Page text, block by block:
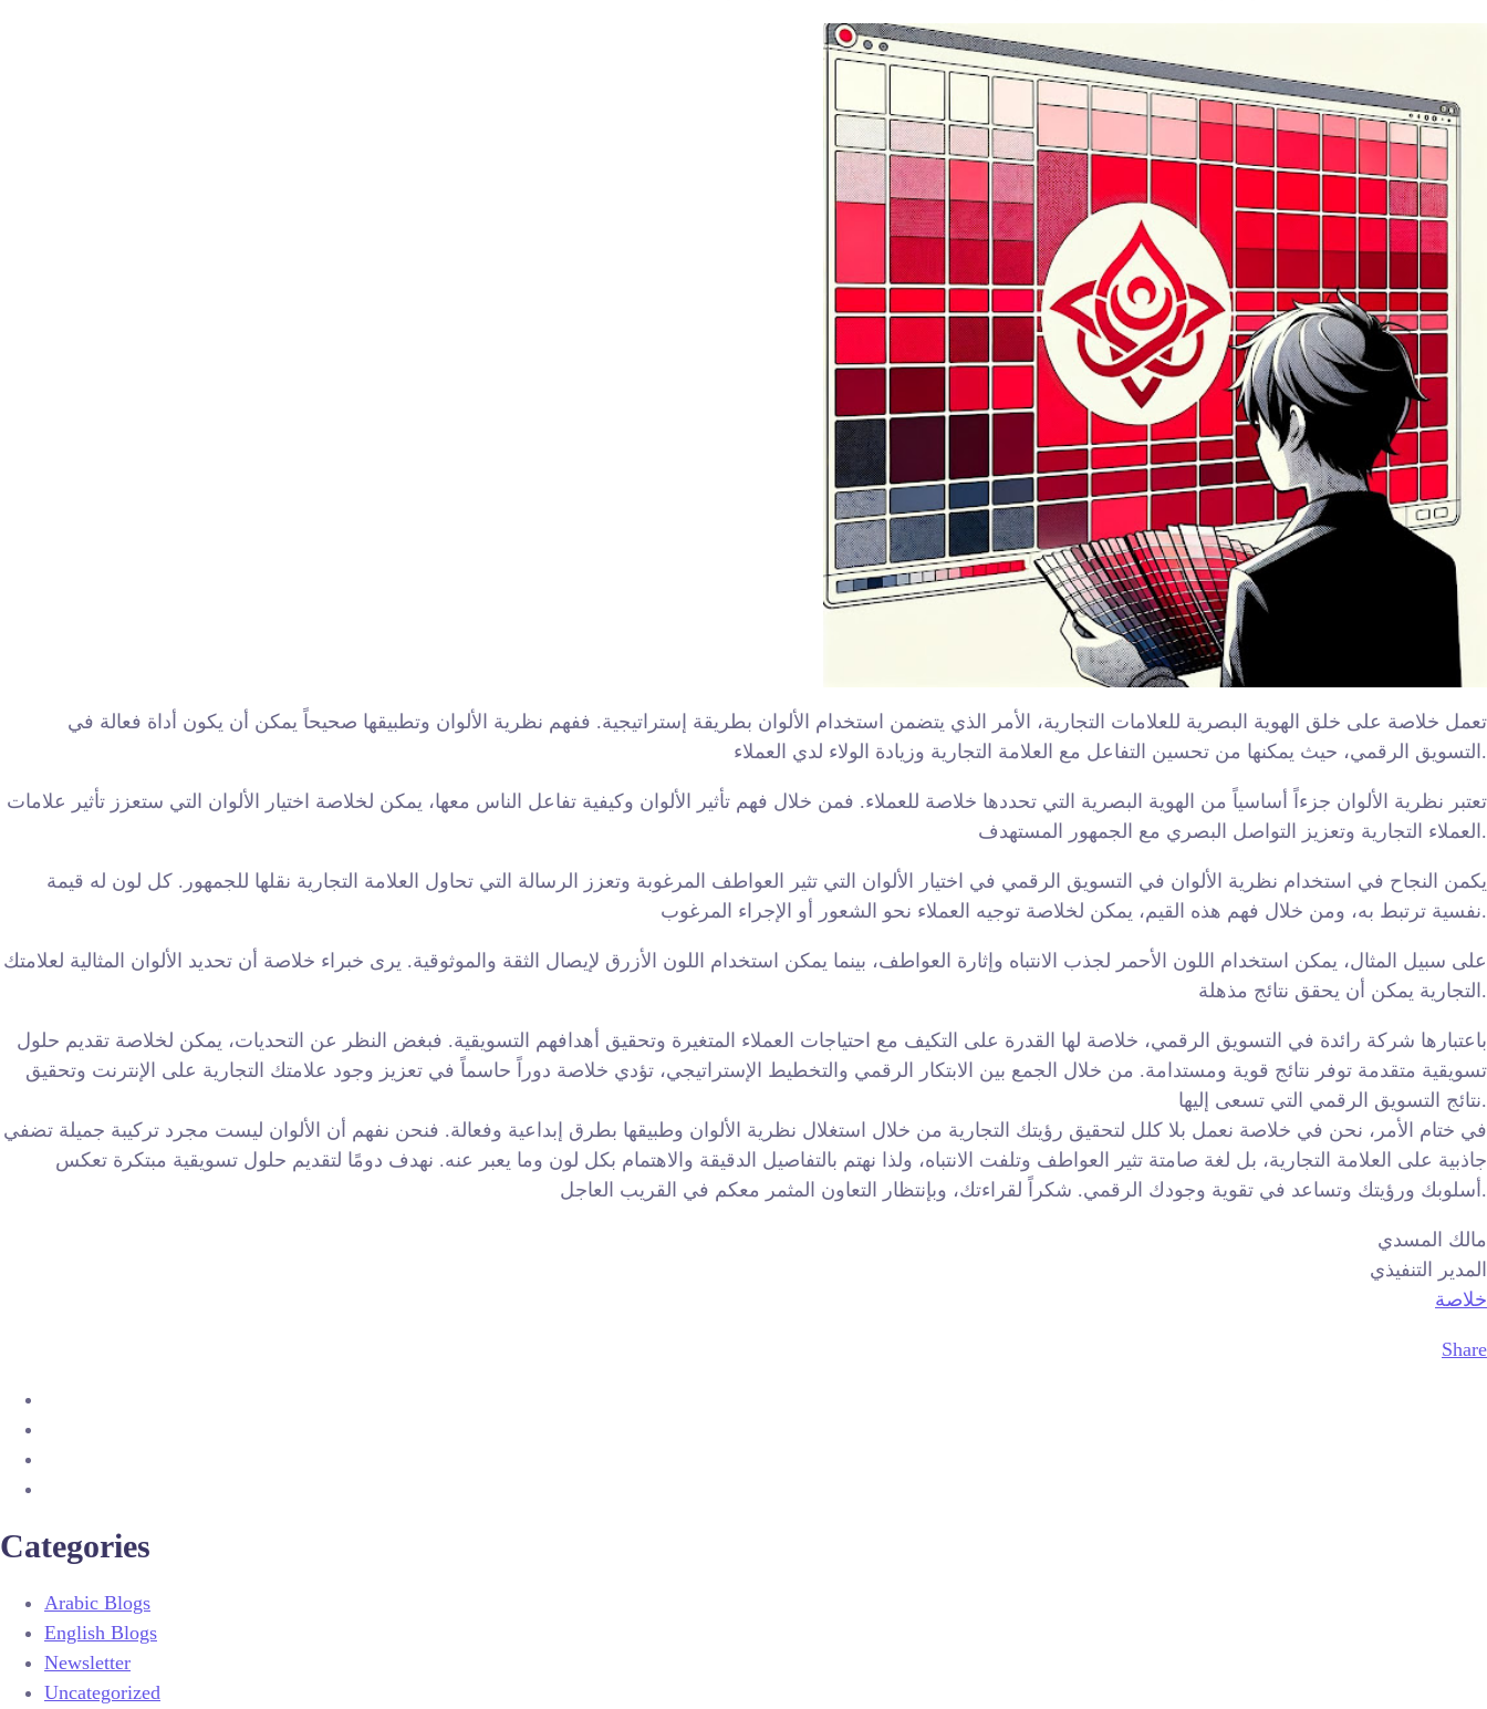
تعمل خلاصة على خلق الهوية البصرية للعلامات التجارية، الأمر الذي يتضمن استخدام الألوان بطريقة إستراتيجية. ففهم نظرية الألوان وتطبيقها صحيحاً يمكن أن يكون أداة فعالة في
التسويق الرقمي، حيث يمكنها من تحسين التفاعل مع العلامة التجارية وزيادة الولاء لدي العملاء.
تعتبر نظرية الألوان جزءاً أساسياً من الهوية البصرية التي تحددها خلاصة للعملاء. فمن خلال فهم تأثير الألوان وكيفية تفاعل الناس معها، يمكن لخلاصة اختيار الألوان التي ستعزز تأثير علامات
العملاء التجارية وتعزيز التواصل البصري مع الجمهور المستهدف.
يكمن النجاح في استخدام نظرية الألوان في التسويق الرقمي في اختيار الألوان التي تثير العواطف المرغوبة وتعزز الرسالة التي تحاول العلامة التجارية نقلها للجمهور. كل لون له قيمة
نفسية ترتبط به، ومن خلال فهم هذه القيم، يمكن لخلاصة توجيه العملاء نحو الشعور أو الإجراء المرغوب.
على سبيل المثال، يمكن استخدام اللون الأحمر لجذب الانتباه وإثارة العواطف، بينما يمكن استخدام اللون الأزرق لإيصال الثقة والموثوقية. يرى خبراء خلاصة أن تحديد الألوان المثالية لعلامتك
التجارية يمكن أن يحقق نتائج مذهلة.
باعتبارها شركة رائدة في التسويق الرقمي، خلاصة لها القدرة على التكيف مع احتياجات العملاء المتغيرة وتحقيق أهدافهم التسويقية. فبغض النظر عن التحديات، يمكن لخلاصة تقديم حلول
تسويقية متقدمة توفر نتائج قوية ومستدامة. من خلال الجمع بين الابتكار الرقمي والتخطيط الإستراتيجي، تؤدي خلاصة دوراً حاسماً في تعزيز وجود علامتك التجارية على الإنترنت وتحقيق
نتائج التسويق الرقمي التي تسعى إليها.
في ختام الأمر، نحن في خلاصة نعمل بلا كلل لتحقيق رؤيتك التجارية من خلال استغلال نظرية الألوان وطبيقها بطرق إبداعية وفعالة. فنحن نفهم أن الألوان ليست مجرد تركيبة جميلة تضفي
جاذبية على العلامة التجارية، بل لغة صامتة تثير العواطف وتلفت الانتباه، ولذا نهتم بالتفاصيل الدقيقة والاهتمام بكل لون وما يعبر عنه. نهدف دومًا لتقديم حلول تسويقية مبتكرة تعكس
أسلوبك ورؤيتك وتساعد في تقوية وجودك الرقمي. شكراً لقراءتك، وبإنتظار التعاون المثمر معكم في القريب العاجل.
مالك المسدي
المدير التنفيذي
خلاصة
Share
Categories
Arabic Blogs
English Blogs
Newsletter
Uncategorized